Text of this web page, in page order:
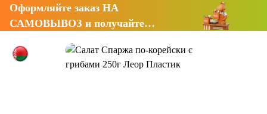
Оформляйте заказ НА
САМОВЫВОЗ и получайте